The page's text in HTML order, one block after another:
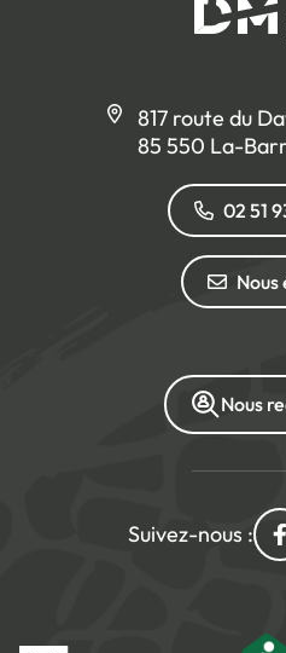
817 route du
85 550 La-
02 51
Nous
Nous
Suivez-nous :